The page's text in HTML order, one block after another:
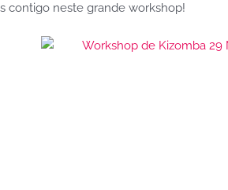
contigo neste grande workshop!